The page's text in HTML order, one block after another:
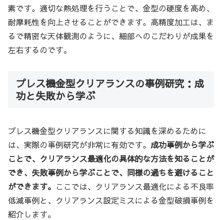
素です。適切な熱処理を行うことで、金型の硬度を高め、
耐摩耗性を向上させることができます。高精度加工は、ま
るで精密な天体観測のように、細部へのこだわりが成果を
左右するのです。
プレス機金型クリアランスの事例研究：成
功と失敗から学ぶ
プレス機金型クリアランスに関する知識を深めるために
は、実際の事例研究が非常に有効です。 成功事例から学ぶ
ことで、クリアランス最適化の具体的な方法を知ることが
でき、失敗事例から学ぶことで、同様の過ちを避けること
ができます。 ここでは、クリアランス最適化による不良率
低減事例と、クリアランス設定ミスによる金型破損事例を
紹介します。